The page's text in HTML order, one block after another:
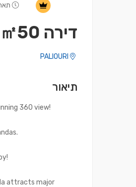
דירה ㎡50
תיאור
360 view!
attracts major